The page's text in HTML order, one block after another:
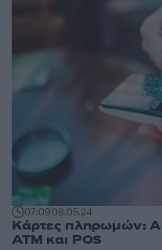
07:0908.05.24
Κάρτες πληρωμών:
ΑΤΜ και POS